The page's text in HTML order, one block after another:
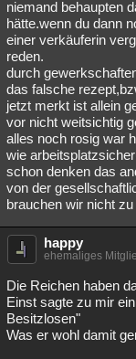
niemand behaupten
hätte.wenn du dann
einer verkäuferin
reden.
durch
das falsche
jetzt merkt ist allein
vor nicht weitsichtig
alles noch rosig war
wie
schon denken das
von der
brauchen wir nicht
happy
ehemaliges
Die Reichen haben
Einst sagte zu mir
Besitzlosen"
Was er wohl damit